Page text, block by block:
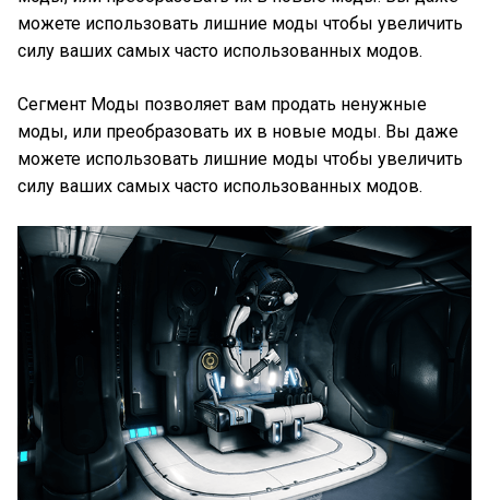
можете использовать лишние моды чтобы увеличить
силу ваших самых часто использованных модов.
Сегмент Моды позволяет вам продать ненужные
моды, или преобразовать их в новые моды. Вы даже
можете использовать лишние моды чтобы увеличить
силу ваших самых часто использованных модов.